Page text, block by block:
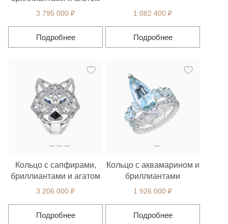
3 795 000 ₽
Подробнее
1 082 400 ₽
Подробнее
3 206 000 ₽
Кольцо с сапфирами,
бриллиантами и агатом
Подробнее
1 926 000 ₽
Кольцо с аквамарином и
бриллиантами
Подробнее